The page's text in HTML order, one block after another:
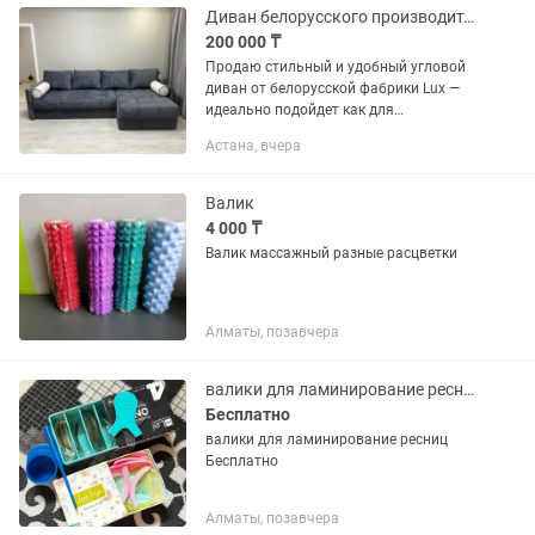
Диван белорусского производителя LUX
200 000 ₸
Продаю стильный и удобный угловой
диван от белорусской фабрики Lux —
идеально подойдет как для
гостей. Мягкий, вместительный, с
полноценным...
Астана, вчера
Валик
4 000 ₸
Валик массажный разные расцветки
Алматы, позавчера
валики для ламинирование ресниц
Бесплатно
валики для ламинирование ресниц
Бесплатно
Алматы, позавчера